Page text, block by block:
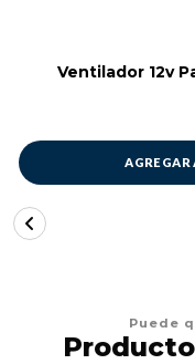
Ventilador 12v
AGREGAR
Puede